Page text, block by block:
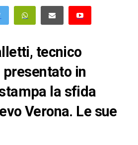
tecnico
presentato in
la sfida
Verona. Le sue